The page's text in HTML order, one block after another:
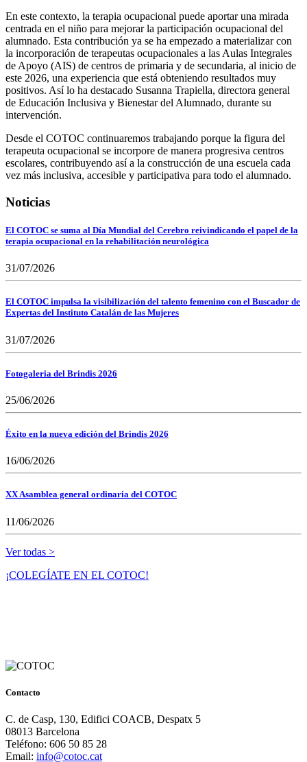
En este contexto, la terapia ocupacional puede aportar una mirada
centrada en el niño para mejorar la participación ocupacional del
alumnado. Esta contribución ya se ha empezado a materializar con
la incorporación de terapeutas ocupacionales a las Aulas Integrales
de Apoyo (AIS) de centros de primaria y de secundaria, al inicio de
este 2026, una experiencia que está obteniendo resultados muy
positivos. Así lo ha destacado Susanna Trapiella, directora general
de Educación Inclusiva y Bienestar del Alumnado, durante su
intervención.
Desde el COTOC continuaremos trabajando porque la figura del
terapeuta ocupacional se incorpore de manera progresiva centros
escolares, contribuyendo así a la construcción de una escuela cada
vez más inclusiva, accesible y participativa para todo el alumnado.
Noticias
El COTOC se suma al Día Mundial del Cerebro reivindicando el papel de la
terapia ocupacional en la rehabilitación neurológica
31/07/2026
El COTOC impulsa la visibilización del talento femenino con el Buscador de
Expertas del Instituto Catalán de las Mujeres
31/07/2026
Fotogaleria del Brindis 2026
25/06/2026
Éxito en la nueva edición del Brindis 2026
16/06/2026
XX Asamblea general ordinaria del COTOC
11/06/2026
Ver todas >
¡COLEGÍATE EN EL COTOC!
Contacto
C. de Casp, 130, Edifici COACB, Despatx 5
08013 Barcelona
Teléfono: 606 50 85 28
Email: info@cotoc.cat